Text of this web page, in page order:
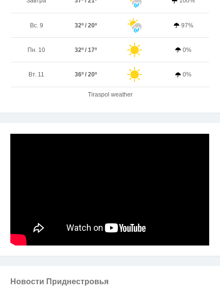
Вс. 9 32º / 20º 97%
Пн. 10 32º / 17º 0%
Вт. 11 36º / 20º 0%
Tiraspol weather
Новости Приднестровья